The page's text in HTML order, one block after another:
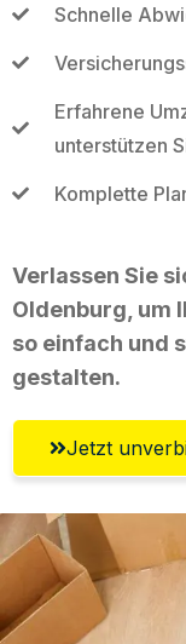
Schnelle
Erfahrene
unterstützen
Komplette
Verlassen Sie
Oldenburg, um
so einfach und
gestalten.
Jetzt